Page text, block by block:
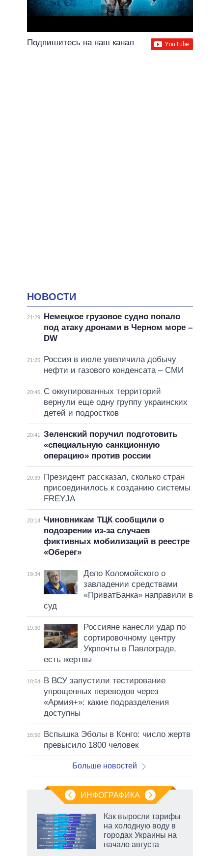
Подпишитесь на наш канал
НОВОСТИ
21:29
Немецкое грузовое судно попало
под атаку дронами в Черном море –
DW
21:25
Россия в июле увеличила добычу
нефти и газового конденсата – СМИ
20:46
С оккупированных территорий
вернули еще одну группу украинских
детей и подростков
20:41
Зеленский поручил подготовить
«специальную санкционную
операцию» против россии
20:39
Президент рассказал, сколько стран
присоединилось к созданию системы
FREYJA
20:14
Чиновникам ТЦК сообщили о
подозрении из-за случаев
фиктивных мобилизаций в реестре
«Оберег»
19:34
Дело Коломойского о
завладении средствами
«ПриватБанка» направили в
суд
19:30
Россияне нанесли удар по
сортировочному центру
Укрпочты в Павлограде,
есть жертвы
18:54
В ВСУ запустили тестирование
упрощенных переводов через
«Армия+»: какие подразделения
доступны
18:50
Вспышка Эболы в Конго: число жертв
превысило 1800 человек
Больше новостей
ИНФОГРАФИКА
Как выросли тарифы
на холодную воду в
городах Украины на
начало августа